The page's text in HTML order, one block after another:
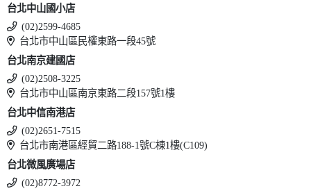
台北中山國小店
(02)2599-4685
台北市中山區民權東路一段45號
台北南京建國店
(02)2508-3225
台北市中山區南京東路二段157號1樓
台北中信南港店
(02)2651-7515
台北市南港區經貿二路188-1號C棟1樓(C109)
台北微風廣場店
(02)8772-3972